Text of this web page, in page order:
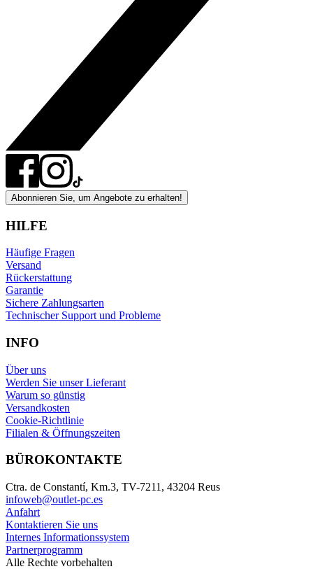
Abonnieren Sie, um Angebote zu erhalten!
HILFE
Häufige Fragen
Versand
Rückerstattung
Garantie
Sichere Zahlungsarten
Technischer Support und Probleme
INFO
Über uns
Werden Sie unser Lieferant
Warum so günstig
Versandkosten
Cookie-Richtlinie
Filialen & Öffnungszeiten
BÜROKONTAKTE
Ctra. de Constantí, Km.3, TV-7211, 43204 Reus
infoweb@outlet-pc.es
Anfahrt
Kontaktieren Sie uns
Internes Informationssystem
Partnerprogramm
Alle Rechte vorbehalten